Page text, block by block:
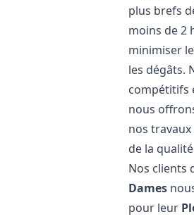
plus brefs
moins de 2
minimiser
les dégâts.
compétitifs
nous
nos
de la
Nos clients
Dames
pour leur